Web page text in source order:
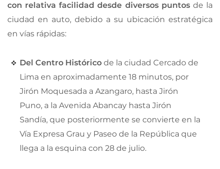
con relativa facilidad desde diversos puntosde la
ciudad en auto, debido a su ubicación estratégica
en vías rápidas:
Del Centro Histórico de la ciudad Cercado de
Lima en aproximadamente 18 minutos, por
Jirón Moquesada a Azangaro, hasta Jirón
Puno, a la Avenida Abancay hasta Jirón
Sandía, que posteriormente se convierte en la
Vía Expresa Grau y Paseo de la República que
llega a la esquina con 28 de julio.